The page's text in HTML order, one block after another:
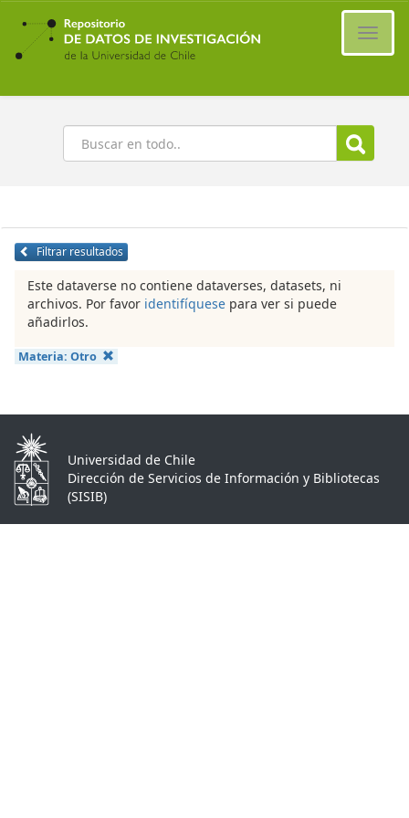
Ir
contenido
principal
Buscar
Filtrar resultados
Este dataverse no contiene dataverses, datasets, ni
archivos. Por favor identifíquese para ver si puede
añadirlos.
Materia: Otro
Universidad de Chile
Dirección de Servicios de Información y Bibliotecas
(SISIB)